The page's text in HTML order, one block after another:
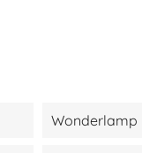
Wonderlamp